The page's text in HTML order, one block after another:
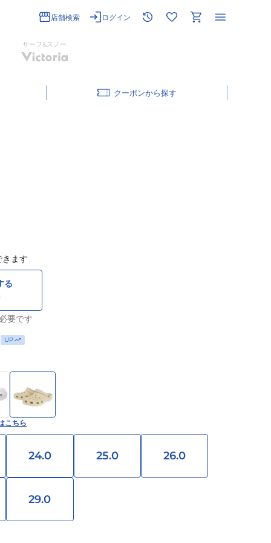
店舗検索 ログイン
サーフ&スノー
クーポン
ます
る
要です
UP
こちら
24.0 25.0 26.0
29.0